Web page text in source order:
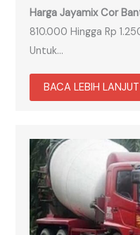
Harga Jayamix Cor
810.000 Hingga Rp
Untuk…
BACA LEBIH LANJUT